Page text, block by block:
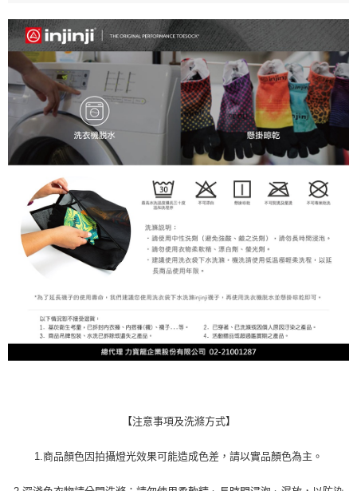
【注意事項及洗滌方式】
1.商品顏色因拍攝燈光效果可能造成色差，請以實品顏色為主。